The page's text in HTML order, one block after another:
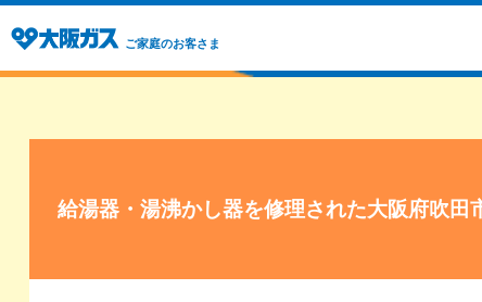
ご家庭のお客さま
給湯器・湯沸かし器を修理された大阪府吹田